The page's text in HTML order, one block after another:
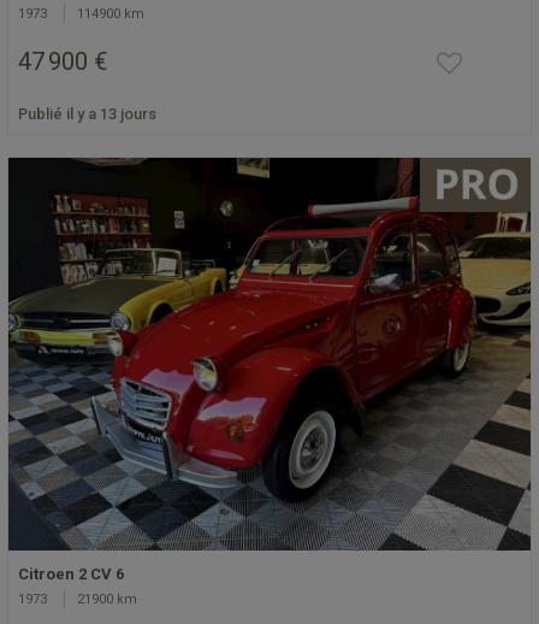
1973 114900 km
47 900 €
Publié il y a 13 jours
Citroen 2 CV 6
1973 21900 km